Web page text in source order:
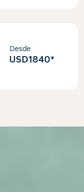
Desde
USD1840*